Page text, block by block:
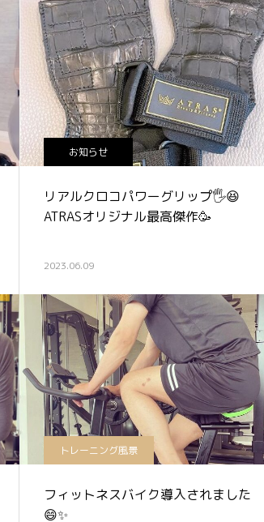
お知らせ
リアルクロコパワーグリップ🖐️😆
ATRASオリジナル最高傑作🥳
2023.06.09
トレーニング風景
フィットネスバイク導入されました
😄✨